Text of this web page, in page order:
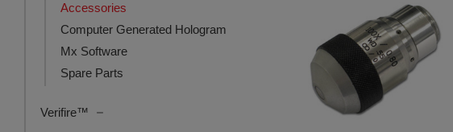
Accessories
Computer Generated Hologram
Mx Software
Spare Parts
Verifire™